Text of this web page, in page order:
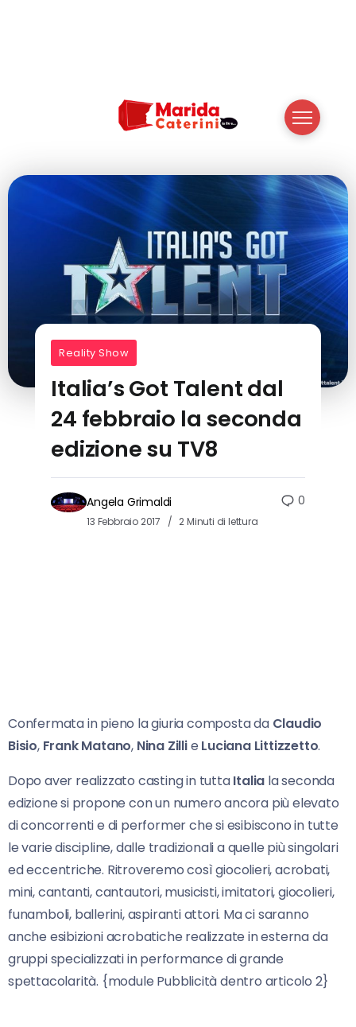
Reality Show
Italia’s Got Talent dal
24 febbraio la seconda
edizione su TV8
Angela Grimaldi
13 Febbraio 2017 2 Minuti di lettura
0
Confermata in pieno la giuria composta da Claudio
Bisio, Frank Matano, Nina Zillie Luciana Littizzetto.
Dopo aver realizzato casting in tuttaItalia la seconda
edizione si propone con un numero ancora più elevato
di concorrenti e di performer che si esibiscono in tutte
le varie discipline, dalle tradizionali a quelle più singolari
ed eccentriche. Ritroveremo così giocolieri, acrobati,
mini, cantanti, cantautori, musicisti, imitatori, giocolieri,
funamboli, ballerini, aspiranti attori. Ma ci saranno
anche esibizioni acrobatiche realizzate in esterna da
gruppi specializzati in performance di grande
spettacolarità. {module Pubblicità dentro articolo 2}